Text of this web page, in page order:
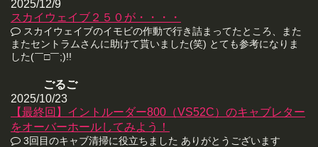
2025/12/9
スカイウェイブ２５０が・・・・
スカイウェイブのイモビの作動で行き詰まってたところ、また
またセントラムさんに助けて貰いました(笑) とても参考になりま
した(￣□￣;)!!
ごるご
2025/10/23
【最終回】イントルーダー800（VS52C）のキャブレター
をオーバーホールしてみよう！
3回目のキャブ清掃に役立ちました ありがとうございます